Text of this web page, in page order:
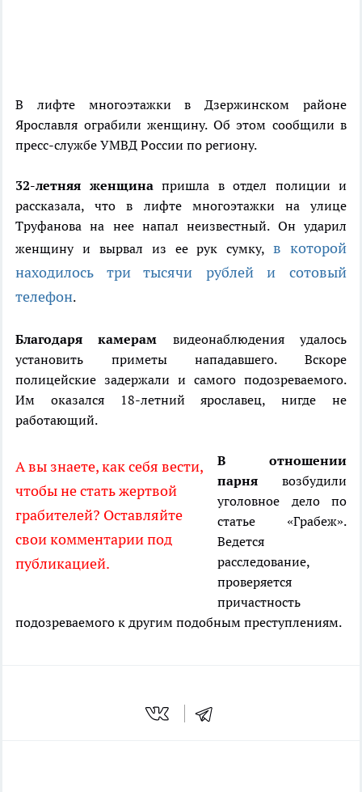
В лифте многоэтажки в Дзержинском районе
Ярославля ограбили женщину. Об этом сообщили в
пресс-службе УМВД России по региону.
32-летняя женщинапришла в отдел полиции и
рассказала, что в лифте многоэтажки на улице
Труфанова на нее напал неизвестный. Он ударил
женщину и вырвал из ее рук сумку,в которой
находилось три тысячи рублей и сотовый
телефон.
Благодаря камерам видеонаблюдения удалось
установить приметы нападавшего. Вскоре
полицейские задержали и самого подозреваемого.
Им оказался 18-летний ярославец, нигде не
работающий.
А вы знаете, как себя вести,
чтобы не стать жертвой
грабителей? Оставляйте
свои комментарии под
публикацией.
В отношении
парня возбудили
уголовное дело по
статье «Грабеж».
Ведется
расследование,
проверяется
причастность
подозреваемого к другим подобным преступлениям.